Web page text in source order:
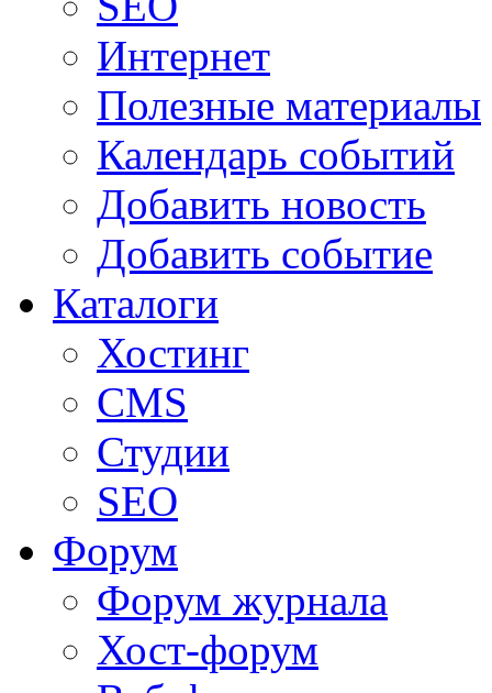
Интернет
Полезные материалы
Календарь событий
Добавить новость
Добавить событие
Каталоги
Хостинг
CMS
Студии
SEO
Форум
Форум журнала
Хост-форум